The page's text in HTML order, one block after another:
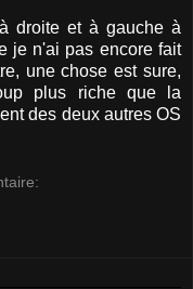
droite et à gauche à
je n'ai pas encore fait
une chose est sure,
plus riche que la
des deux autres OS